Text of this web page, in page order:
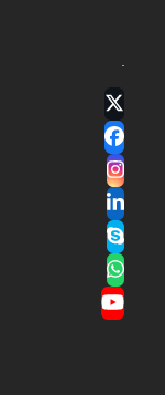
Twitter
(deprecated)
Facebook
Instagram
LinkedIn
Skype
Whatsapp
YouTube